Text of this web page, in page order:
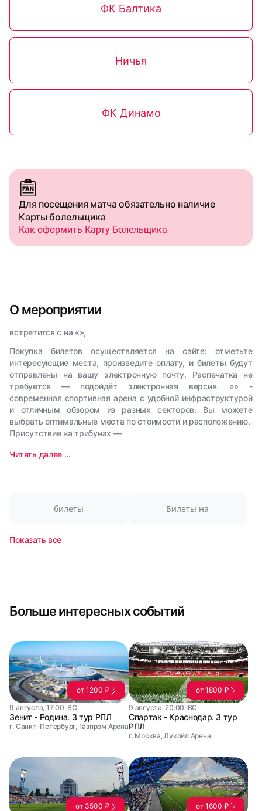
ФК Балтика
Ничья
ФК Динамо
Для посещения матча обязательно наличие
Карты болельщика
Как оформить Карту Болельщика
О мероприятии
встретится с на «»,
Покупка билетов осуществляется на сайте: отметьте
интересующие места, произведите оплату, и билеты будут
отправлены на вашу электронную почту. Распечатка не
требуется — подойдёт электронная версия. «» -
современная спортивная арена с удобной инфраструктурой
и отличным обзором из разных секторов. Вы можете
выбрать оптимальные места по стоимости и расположению.
Присутствие на трибунах —
Читать далее ...
билеты Билеты на
Показать все
Больше интересных событий
от 1200 ₽
9 августа, 17:00, ВС
Зенит - Родина. 3 тур РПЛ
г. Санкт-Петербург, Газпром Арена
от 1800 ₽
9 августа, 20:00, ВС
Спартак - Краснодар. 3 тур
РПЛ
г. Москва, Лукойл Арена
от 3500 ₽
от 1600 ₽